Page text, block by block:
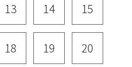
13 14 15
18 19 20